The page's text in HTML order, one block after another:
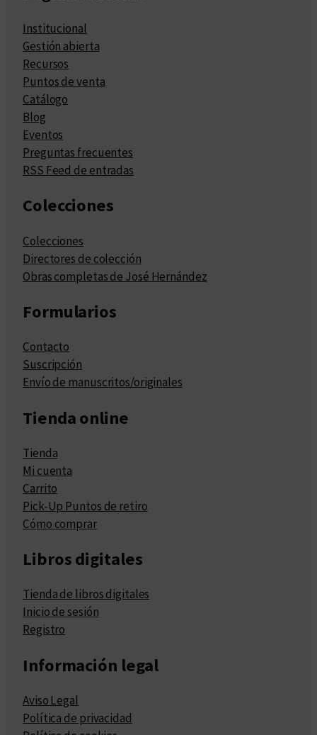
Institucional
Gestión abierta
Recursos
Puntos de venta
Catálogo
Blog
Eventos
Preguntas frecuentes
RSS Feed de entradas
Colecciones
Colecciones
Directores de colección
Obras completas de José Hernández
Formularios
Contacto
Suscripción
Envío de manuscritos/originales
Tienda online
Tienda
Mi cuenta
Carrito
Pick-Up Puntos de retiro
Cómo comprar
Libros digitales
Tienda de libros digitales
Inicio de sesión
Registro
Información legal
Aviso Legal
Política de privacidad